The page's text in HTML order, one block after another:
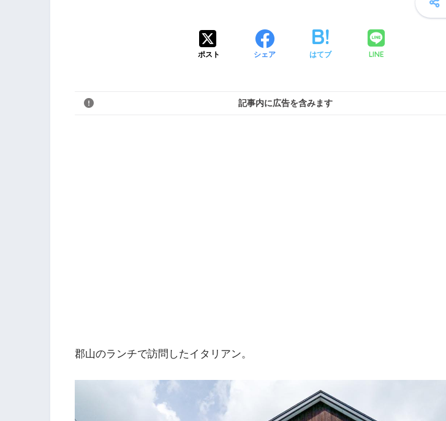
ポスト シェア はてブ LINE
記事内に広告を含みます
郡山のランチで訪問したイタリアン。